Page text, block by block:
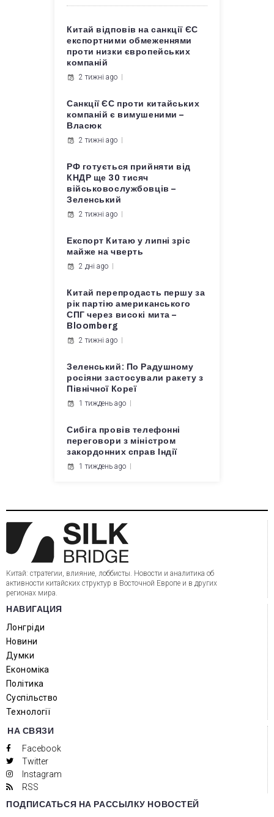
Китай відповів на санкції ЄС
експортними обмеженнями
проти низки європейських
компаній
2 тижні ago
Санкції ЄС проти китайських
компаній є вимушеними –
Власюк
2 тижні ago
РФ готується прийняти від
КНДР ще 30 тисяч
військовослужбовців –
Зеленський
2 тижні ago
Експорт Китаю у липні зріс
майже на чверть
2 дні ago
Китай перепродасть першу за
рік партію американського
СПГ через високі мита –
Bloomberg
2 тижні ago
Зеленський: По Радушному
росіяни застосували ракету з
Північної Кореї
1 тиждень ago
Сибіга провів телефонні
переговори з міністром
закордонних справ Індії
1 тиждень ago
Китай: стратегии, влияние, лоббисты. Новости и аналитика об
активности китайских структур в Восточной Европе и в других
регионах мира.
НАВИГАЦИЯ
Лонгріди
Новини
Думки
Економіка
Політика
Суспільство
Технології
НА СВЯЗИ
Facebook
Twitter
Instagram
RSS
ПОДПИСАТЬСЯ НА РАССЫЛКУ НОВОСТЕЙ